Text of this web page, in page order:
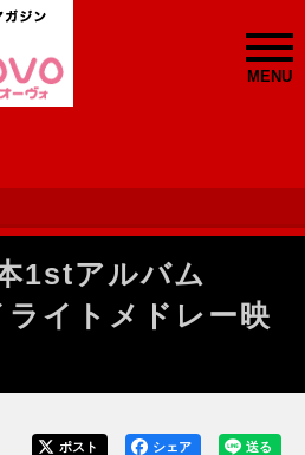
MENU
1stアルバム
ライトメドレー映
送る
シェア
ポスト